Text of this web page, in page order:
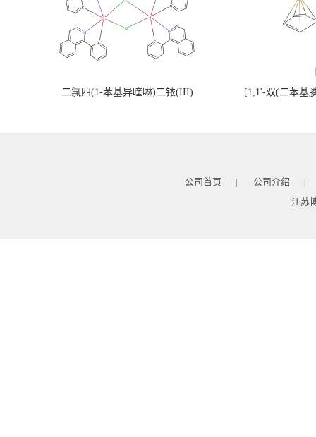
二氯四(1-苯基异喹啉)二铱(III) [1,1'-双(二苯基
公司首页 | 公司介绍 |
江苏